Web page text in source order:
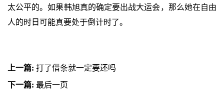
太公平的。如果韩旭真的确定要出战大运会，那么她在自由
人的时日可能真要处于倒计时了。
上一篇: 打了借条就一定要还吗
下一篇: 最后一页